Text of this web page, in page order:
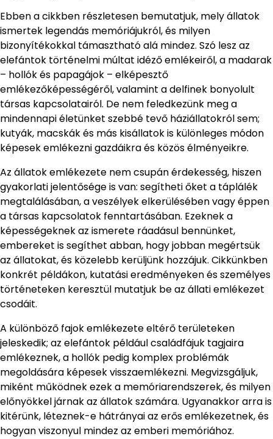
Ebben a cikkben részletesen bemutatjuk, mely állatok
ismertek legendás memóriájukról, és milyen
bizonyítékokkal támasztható alá mindez. Szó lesz az
elefántok történelmi múltat idéző emlékeiről, a madarak
– hollók és papagájok – elképesztő
emlékezőképességéről, valamint a delfinek bonyolult
társas kapcsolatairól. De nem feledkezünk meg a
mindennapi életünket szebbé tevő háziállatokról sem;
kutyák, macskák és más kisállatok is különleges módon
képesek emlékezni gazdáikra és közös élményeikre.
Az állatok emlékezete nem csupán érdekesség, hiszen
gyakorlati jelentősége is van: segítheti őket a táplálék
megtalálásában, a veszélyek elkerülésében vagy éppen
a társas kapcsolatok fenntartásában. Ezeknek a
képességeknek az ismerete ráadásul bennünket,
embereket is segíthet abban, hogy jobban megértsük
az állatokat, és közelebb kerüljünk hozzájuk. Cikkünkben
konkrét példákon, kutatási eredményeken és személyes
történeteken keresztül mutatjuk be az állati emlékezet
csodáit.
A különböző fajok emlékezete eltérő területeken
jeleskedik; az elefántok például családfájuk tagjaira
emlékeznek, a hollók pedig komplex problémák
megoldására képesek visszaemlékezni. Megvizsgáljuk,
miként működnek ezek a memóriarendszerek, és milyen
előnyökkel járnak az állatok számára. Ugyanakkor arra is
kitérünk, léteznek-e hátrányai az erős emlékezetnek, és
hogyan viszonyul mindez az emberi memóriához.